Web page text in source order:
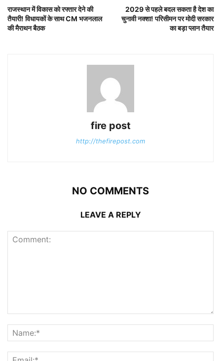
राजस्थान में विकास को रफ्तार देने की
तैयारी! विधायकों के साथ CM भजनलाल
की मैराथन बैठक
2029 से पहले बदल सकता है देश का
चुनावी नक्शा! परिसीमन पर मोदी सरकार
का बड़ा प्लान तैयार
fire post
http://thefirepost.com
NO COMMENTS
LEAVE A REPLY